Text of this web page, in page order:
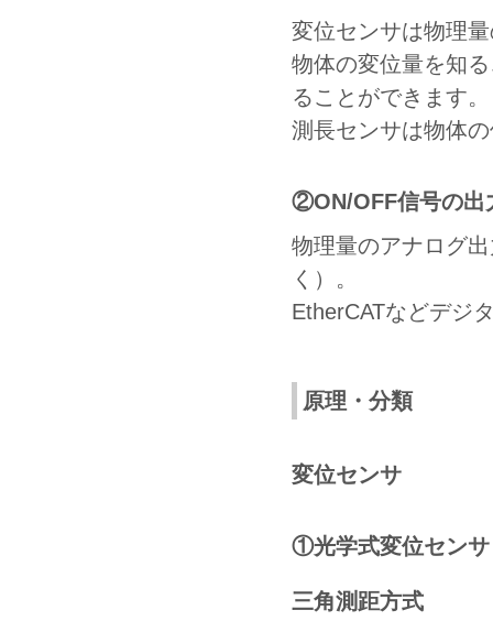
変位センサは物理
物体の変位量を知
ることができます。
測長センサは物体
②ON/OFF信号の出
物理量のアナログ
く）。
EtherCATなどデジ
原理・分類
変位センサ
①光学式変位センサ
三角測距方式